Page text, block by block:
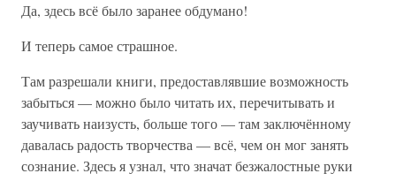
Да, здесь всё было заранее обдумано!
И теперь самое страшное.
Там разрешали книги, предоставлявшие возможность
забыться — можно было читать их, перечитывать и
заучивать наизусть, больше того — там заключённому
давалась радость творчества — всё, чем он мог занять
сознание. Здесь я узнал, что значат безжалостные руки